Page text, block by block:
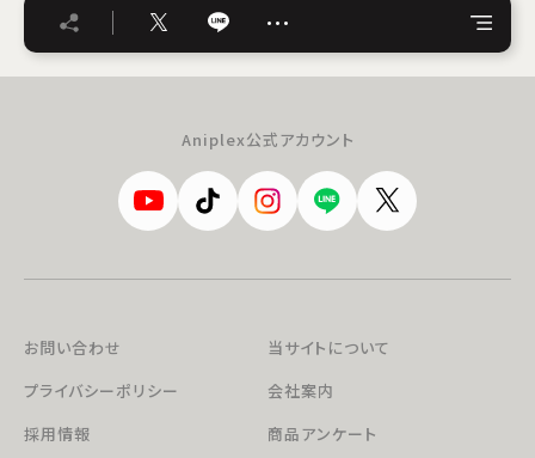
…
Aniplex公式アカウント
お問い合わせ
当サイトについて
プライバシーポリシー
会社案内
採用情報
商品アンケート